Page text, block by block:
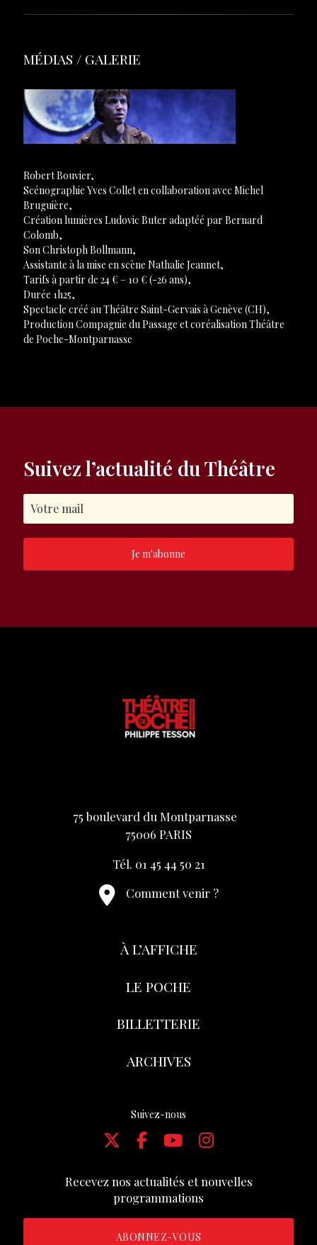
MÉDIAS / GALERIE
Robert Bouvier,
Scénographie Yves Collet en collaboration avec Michel
Bruguière,
Création lumières Ludovic Buter adaptéé par Bernard
Colomb,
Son Christoph Bollmann,
Assistante à la mise en scène Nathalie Jeannet,
Tarifs à partir de 24 € – 10 € (-26 ans),
Durée 1h25,
Spectacle créé au Théâtre Saint-Gervais à Genève (CH),
Production Compagnie du Passage et coréalisation Théâtre
de Poche-Montparnasse
Suivez l’actualité du Théâtre
Je m'abonne
75 boulevard du Montparnasse
75006 PARIS
Tél. 01 45 44 50 21
Comment venir ?
À L’AFFICHE
LE POCHE
BILLETTERIE
ARCHIVES
Suivez-nous
Recevez nos actualités et nouvelles
programmations
ABONNEZ-VOUS